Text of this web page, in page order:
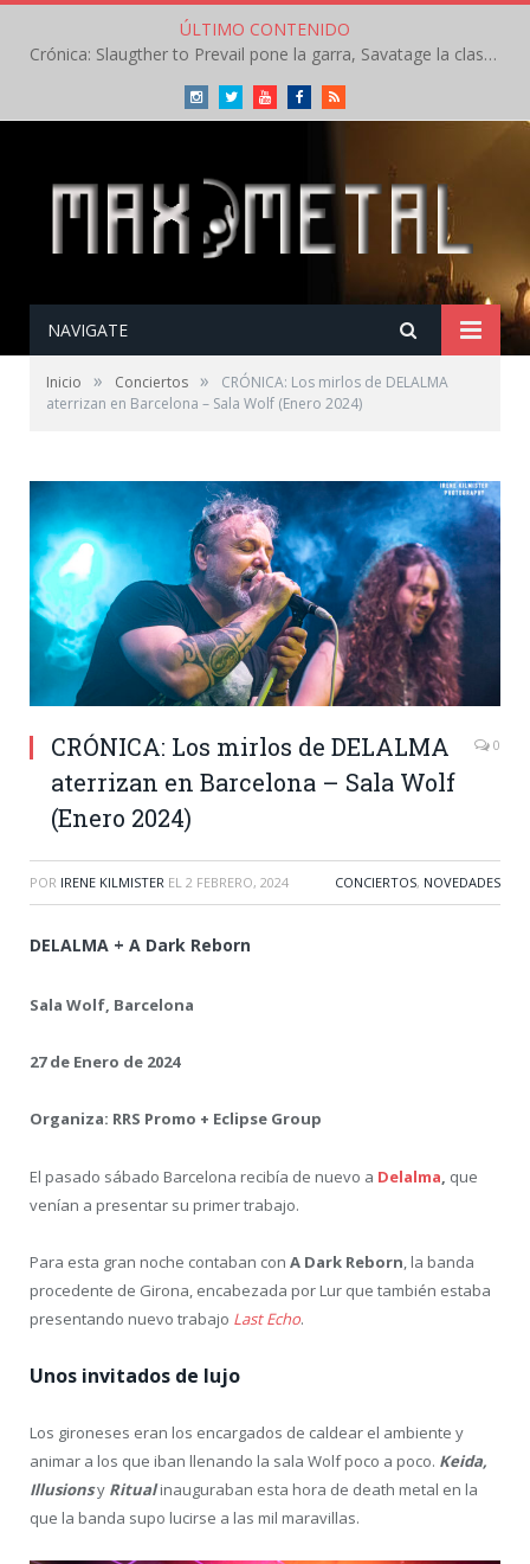
ÚLTIMO CONTENIDO
Crónica: Slaugther to Prevail pone la garra, Savatage la clase en la apertura del Leyendas del Rock – Miércoles – Agosto 2026
InstagramTwitterYoutubeFacebookRSS
NAVIGATE
Inicio » Conciertos »
CRÓNICA: Los mirlos de DELALMA
aterrizan en Barcelona – Sala Wolf (Enero 2024)
CRÓNICA: Los mirlos de DELALMA
aterrizan en Barcelona – Sala Wolf
(Enero 2024)
0
POR IRENE KILMISTER EL 2 FEBRERO, 2024 CONCIERTOS, NOVEDADES
DELALMA + A Dark Reborn
Sala Wolf, Barcelona
27 de Enero de 2024
Organiza: RRS Promo + Eclipse Group
El pasado sábado Barcelona recibía de nuevo a Delalma que
venían a presentar su primer trabajo.
Para esta gran noche contaban con A Dark Reborn, la banda
procedente de Girona, encabezada por Lur que también estaba
presentando nuevo trabajo Last Echo.
Unos invitados de lujo
Los gironeses eran los encargados de caldear el ambiente y
animar a los que iban llenando la sala Wolf poco a poco. Keida,
Illusionsy Ritualinauguraban esta hora de death metal en la
que la banda supo lucirse a las mil maravillas.